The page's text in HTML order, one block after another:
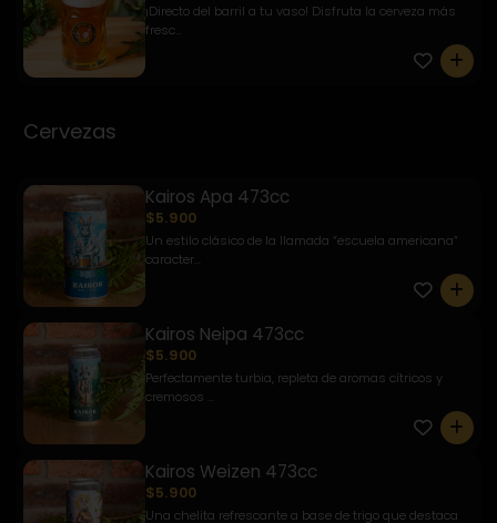
¡Directo del barril a tu vaso! Disfruta la cerveza más
fresc...
0
Cervezas
Kairos Apa 473cc
$5.900
Un estilo clásico de la llamada “escuela americana”
caracter...
0
Kairos Neipa 473cc
$5.900
Perfectamente turbia, repleta de aromas cítricos y
cremosos ...
0
Kairos Weizen 473cc
$5.900
Una chelita refrescante a base de trigo que destaca